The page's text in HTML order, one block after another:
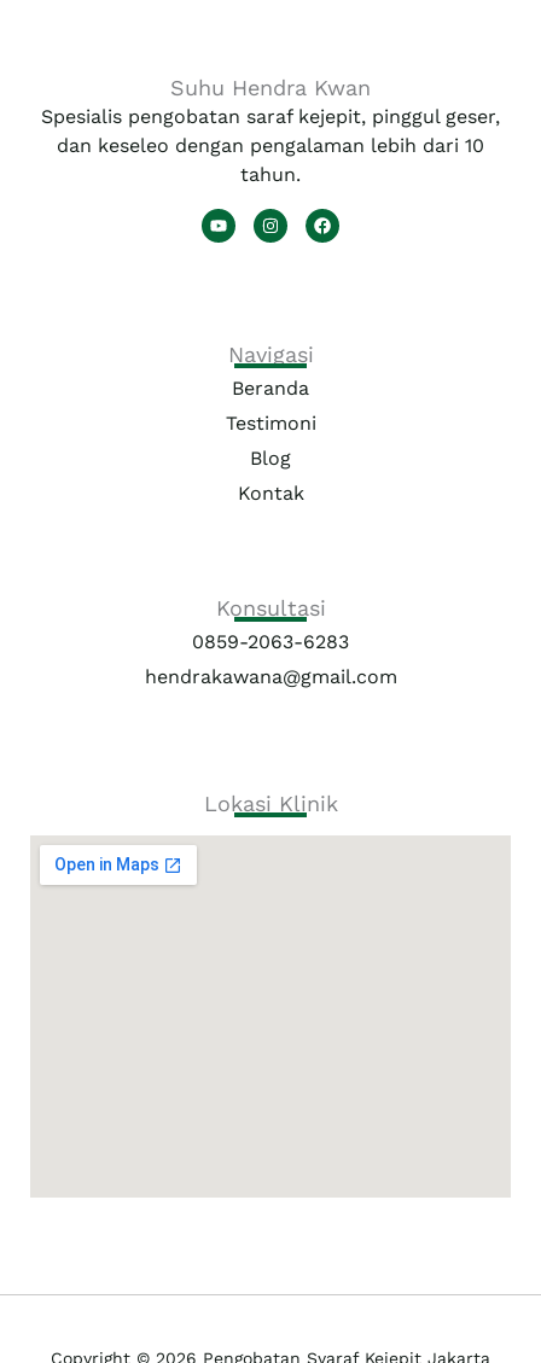
Suhu Hendra Kwan
Spesialis pengobatan saraf kejepit, pinggul geser,
dan keseleo dengan pengalaman lebih dari 10
tahun.
Y
o
I
n
m
F
a
Navigasi
Beranda
Testimoni
Blog
Kontak
Konsultasi
0859-2063-6283
hendrakawana@gmail.com
Lokasi Klinik
Copyright © 2026 Pengobatan Syaraf Kejepit Jakarta